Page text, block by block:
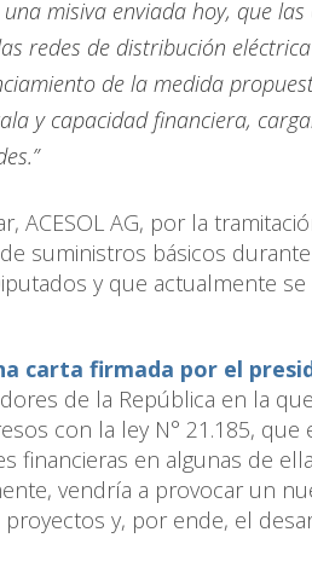
misiva enviada hoy, que las
redes de distribución
de la medida
y capacidad financiera,
ACESOL AG, por la
suministros básicos
y que actualmente
carta firmada por el
de la República en la
con la ley N° 21.185, que
financieras en algunas de
vendría a provocar un
y, por ende, el